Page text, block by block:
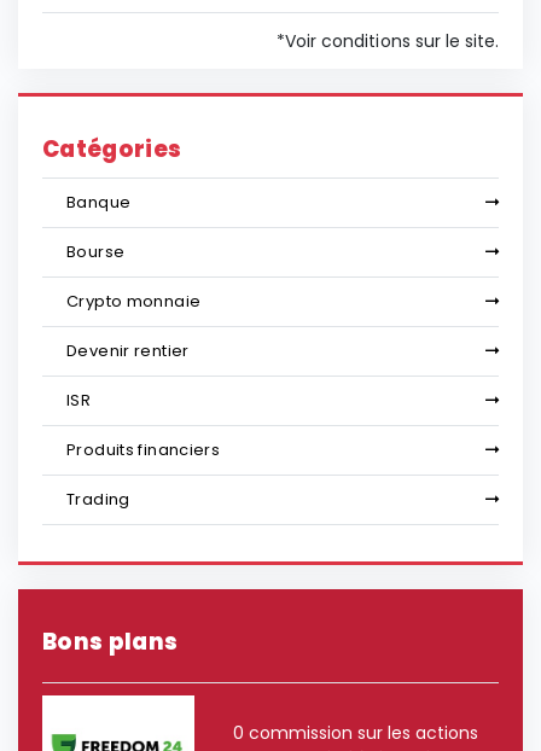
*Voir conditions sur le site.
Catégories
Banque
Bourse
Crypto monnaie
Devenir rentier
ISR
Produits financiers
Trading
Bons plans
0 commission sur les actions